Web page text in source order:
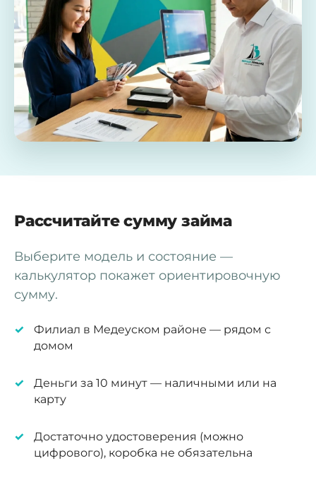
Рассчитайте сумму займа
Выберите модель и состояние —
калькулятор покажет ориентировочную
сумму.
Филиал в Медеуском районе — рядом с
домом
Деньги за 10 минут — наличными или на
карту
Достаточно удостоверения (можно
цифрового), коробка не обязательна